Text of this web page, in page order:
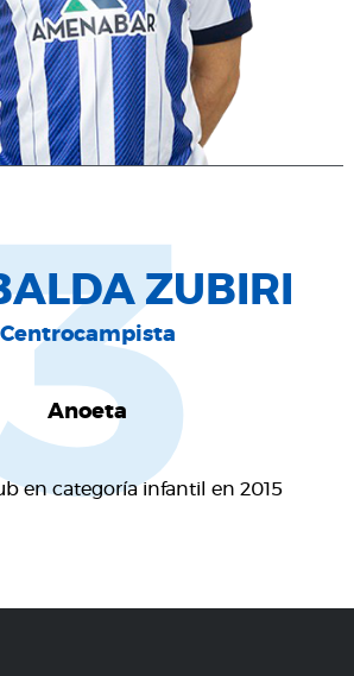
ZUBIRI
Centrocampista
Anoeta
en categoría infantil en 2015